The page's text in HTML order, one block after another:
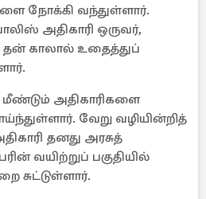
நோக்கி வந்துள்ளார்.
அதிகாரி ஒருவர்,
காலால் உதைத்துப்
மீண்டும் அதிகாரிகளை
வேறு வழியின்றித்
தனது அரசுத்
வயிற்றுப் பகுதியில்
சுட்டுள்ளார்.